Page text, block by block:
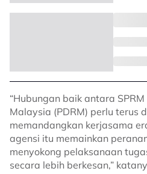
“Hubungan baik antara
Malaysia (PDRM) perlu terus
memandangkan kerjasama
agensi itu memainkan
menyokong pelaksanaan
secara lebih berkesan,”